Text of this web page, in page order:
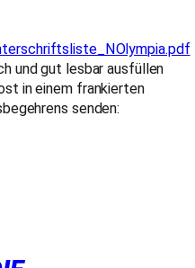
und gut lesbar ausfüllen
in einem frankierten
senden: